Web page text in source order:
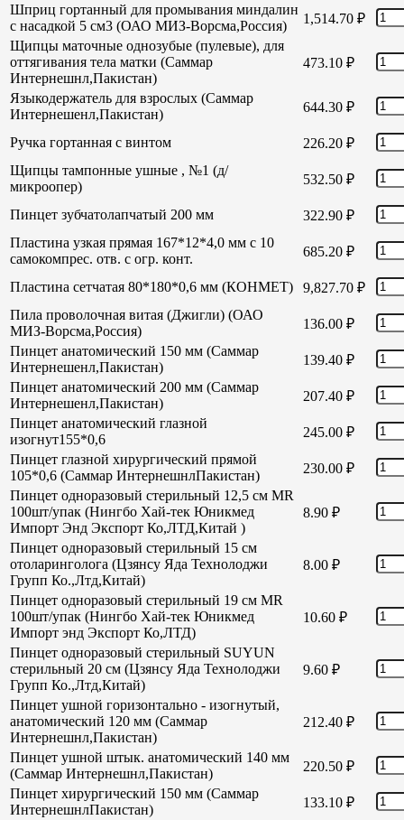
Шприц гортанный для промывания миндалин
с насадкой 5 см3 (ОАО МИЗ-Ворсма,Россия)
1,514.70 ₽
Щипцы маточные однозубые (пулевые), для
оттягивания тела матки (Саммар
Интернешнл,Пакистан)
473.10 ₽
Языкодержатель для взрослых (Саммар
Интернешенл,Пакистан)
644.30 ₽
Ручка гортанная с винтом 226.20 ₽
Щипцы тампонные ушные , №1 (д/
микроопер)
532.50 ₽
Пинцет зубчатолапчатый 200 мм 322.90 ₽
Пластина узкая прямая 167*12*4,0 мм с 10
самокомпрес. отв. с огр. конт.
685.20 ₽
Пластина сетчатая 80*180*0,6 мм (КОНМЕТ) 9,827.70 ₽
Пила проволочная витая (Джигли) (ОАО
МИЗ-Ворсма,Россия)
136.00 ₽
Пинцет анатомический 150 мм (Саммар
Интернешенл,Пакистан)
139.40 ₽
Пинцет анатомический 200 мм (Саммар
Интернешенл,Пакистан)
207.40 ₽
Пинцет анатомический глазной
изогнут155*0,6
245.00 ₽
Пинцет глазной хирургический прямой
105*0,6 (Саммар ИнтернешнлПакистан)
230.00 ₽
Пинцет одноразовый стерильный 12,5 см MR
100шт/упак (Нингбо Хай-тек Юникмед
Импорт Энд Экспорт Ко,ЛТД,Китай )
8.90 ₽
Пинцет одноразовый стерильный 15 см
отоларинголога (Цзянсу Яда Технолоджи
Групп Ко.,Лтд,Китай)
8.00 ₽
Пинцет одноразовый стерильный 19 см MR
100шт/упак (Нингбо Хай-тек Юникмед
Импорт энд Экспорт Ко,ЛТД)
10.60 ₽
Пинцет одноразовый стерильный SUYUN
стерильный 20 см (Цзянсу Яда Технолоджи
Групп Ко.,Лтд,Китай)
9.60 ₽
Пинцет ушной горизонтально - изогнутый,
анатомический 120 мм (Саммар
Интернешнл,Пакистан)
212.40 ₽
Пинцет ушной штык. анатомический 140 мм
(Саммар Интернешнл,Пакистан)
220.50 ₽
Пинцет хирургический 150 мм (Саммар
ИнтернешнлПакистан)
133.10 ₽